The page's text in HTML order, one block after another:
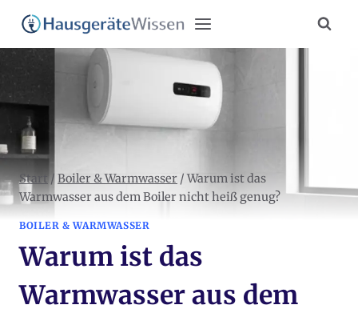
Zum
Inhalt
springen
Start/ Boiler & Warmwasser / Warum ist das
Warmwasser aus dem Boiler nicht heiß genug?
BOILER & WARMWASSER
Warum ist das
Warmwasser aus dem